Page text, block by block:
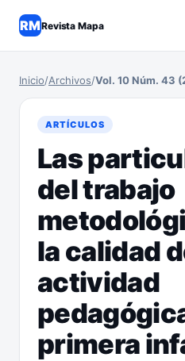
RMRevista Mapa
Inicio/Archivos/Vol. 10 Núm. 43
ARTÍCULOS
Las
del trabajo
la calidad
actividad
primera